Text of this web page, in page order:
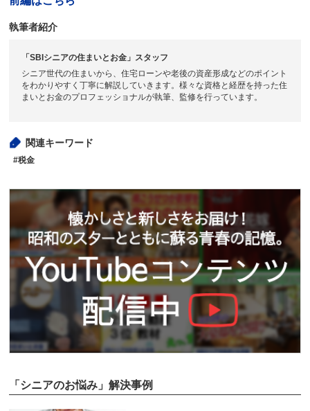
執筆者紹介
「SBIシニアの住まいとお金」スタッフ
シニア世代の住まいから、住宅ローンや老後の資産形成などのポイント
をわかりやすく丁寧に解説していきます。様々な資格と経歴を持った住
まいとお金のプロフェッショナルが執筆、監修を行っています。
関連キーワード
#税金
「シニアのお悩み」解決事例